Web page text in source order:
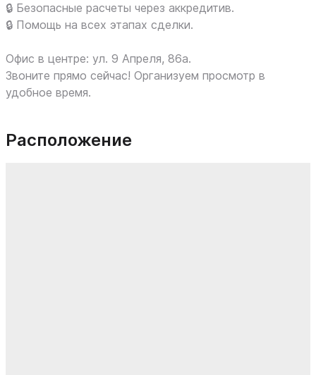
🔒 Безопасные расчеты через аккредитив.
🔒 Помощь на всех этапах сделки.
Офис в центре: ул. 9 Апреля, 86а.
Звоните прямо сейчас! Организуем просмотр в
удобное время.
Расположение